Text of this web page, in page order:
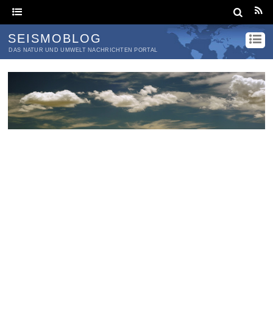
SEISMOBLOG
DAS NATUR UND UMWELT NACHRICHTEN PORTAL